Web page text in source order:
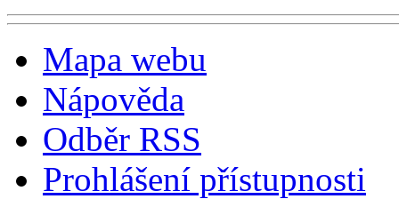
Mapa webu
Nápověda
Odběr RSS
Prohlášení přístupnosti